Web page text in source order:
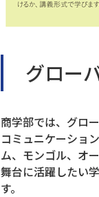
グロー
商学部では、グロ
コミュニケーショ
ム、モンゴル、オ
舞台に活躍したい
す。